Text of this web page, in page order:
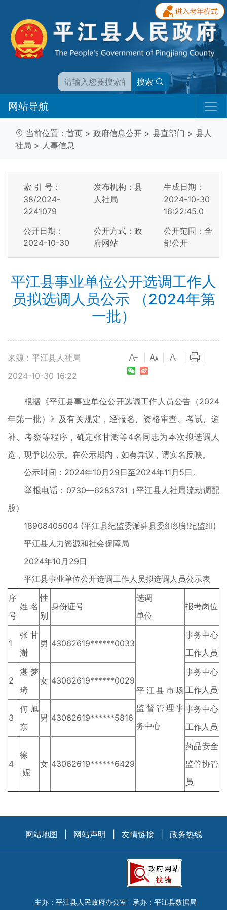
搜索
网站导航
当前位置： 首页 > 政府信息公开 > 县直部门 > 县人
社局 > 人事信息
索 引 号：
38/2024-
2241079
发布机构：县
人社局
生成日期：
2024-10-30
16:22:45.0
公开日期：
2024-10-30
公开方式：政
府网站
公开范围：全
部公开
平江县事业单位公开选调工作人
员拟选调人员公示 （2024年第
一批）
来源：平江县人社局
2024-10-30 16:22
根据《平江县事业单位公开选调工作人员公告（2024
年第一批）》及有关规定，经报名、资格审查、考试、递
补、考察等程序，确定张甘澍等4名同志为本次拟选调人
选，现予以公示。在公示期内，如有异议，请实名反映。
公示时间：2024年10月29日至2024年11月5日。
举报电话：0730—6283731（平江县人社局流动调配
股）
18908405004 (平江县纪监委派驻县委组织部纪监组)
平江县人力资源和社会保障局
2024年10月29日
平江县事业单位公开选调工作人员拟选调人员公示表
序
号
姓 名
性
别
身份证号
选调
单位
报考岗位
1
张甘
澍
男 43062619******0033
平江县市场
监督管理事
务中心
事务中心
工作人员
2
湛梦
琦
女 43062619******0029
事务中心
工作人员
3
何旭
东
男 43062619******5816
事务中心
工作人员
4
徐
妮
女 43062619******6429
药品安全
监管协管
员
网站地图 网站声明 友情链接 政务热线
主办：平江县人民政府办公室 承办：平江县数据局